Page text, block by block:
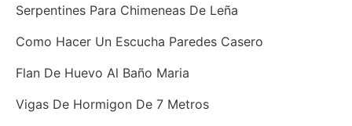
Serpentines Para Chimeneas De Leña
Como Hacer Un Escucha Paredes Casero
Flan De Huevo Al Baño Maria
Vigas De Hormigon De 7 Metros